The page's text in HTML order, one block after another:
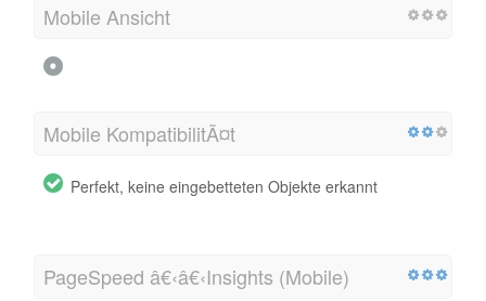
Mobile Ansicht
Mobile KompatibilitÃ¤t
Perfekt, keine eingebetteten Objekte erkannt
PageSpeed â€‹â€‹Insights (Mobile)